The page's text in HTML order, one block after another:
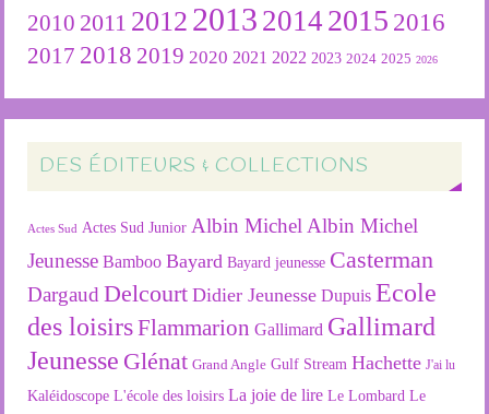
2010 2011 2012 2013 2014 2015 2016
2017 2018 2019 2020 2021 2022 2023 2024 2025 2026
DES ÉDITEURS & COLLECTIONS
Actes Sud Actes Sud Junior Albin Michel Albin Michel
Jeunesse Bamboo Bayard Bayard jeunesse Casterman
Dargaud Delcourt Didier Jeunesse Dupuis Ecole
des loisirsFlammarion Gallimard Gallimard
Jeunesse Glénat Grand Angle Gulf Stream Hachette J'ai lu
Kaléidoscope L'école des loisirs La joie de lire Le Lombard Le